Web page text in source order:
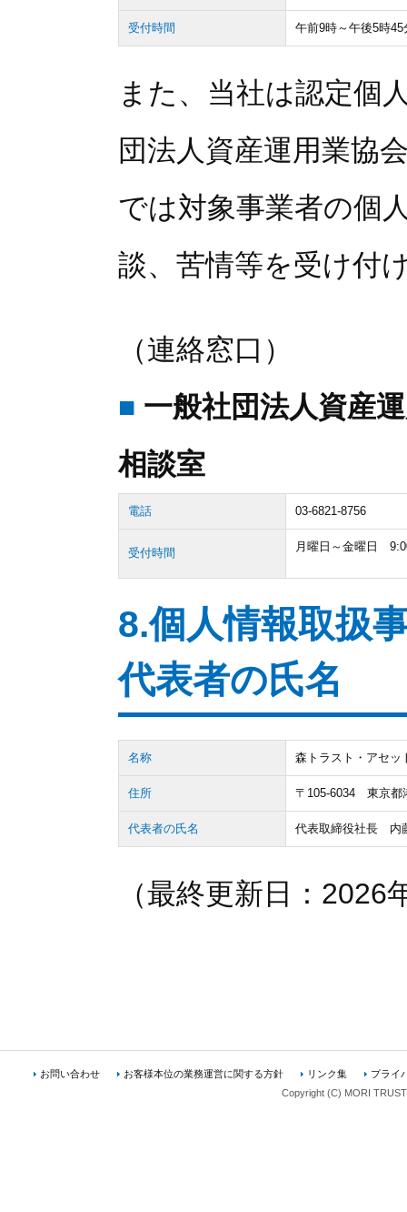
受付時間 午前9時～午後5時
また、当社は認定個
団法人資産運用業協
では対象事業者の個
談、苦情等を受け付
（連絡窓口）
■ 一般社団法人資産
相談室
電話 03-6821-8756
受付時間 月曜日～金曜日
8.個人情報取扱
代表者の氏名
名称 森トラスト・アセッ
住所 〒105-6034 東京都
代表者の氏名 代表取締役社長 内
（最終更新日：2026
お問い合わせ お客様本位の業務運営に関する方針 リンク集
プライ
Copyright (C) MORI